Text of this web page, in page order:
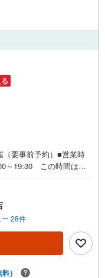
（要事前予約）■営業時
～19:30 この時間はお
な立地！南東向きバル
ュリー21アクロスグル
グループで28年連続No.
績） 西宮・尼崎・伊
での購入や売却は当店に
ズスペースがございま
心ください。■取り扱い
28件
）